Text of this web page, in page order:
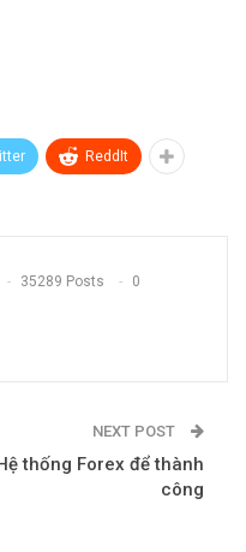
ReddIt
35289 Posts 0
NEXT POST
thống Forex để thành
công